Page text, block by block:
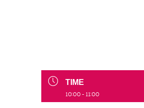
TIME
10:00 - 11:00